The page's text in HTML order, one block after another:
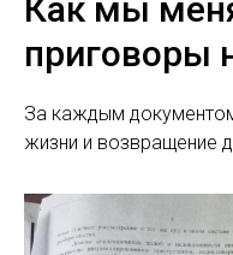
Как мы
приговоры
За каждым
жизни и возвращение